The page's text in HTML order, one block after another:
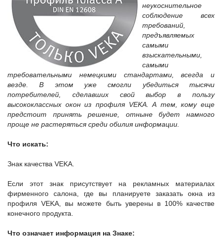
неукоснительное
соблюдение всех
требований,
предъявляемых
самыми
взыскательными,
самыми
требовательными немецкими стандартами, всегда и
везде. В этом уже смогли убедиться тысячи
потребителей, сделавших свой выбор в пользу
высококлассных окон из профиля VEKA. А тем, кому еще
предстоит принять решение, отныне будет намного
проще не растеряться среди обилия информации.
Что искать:
Знак качества VEKA.
Если этот знак присутствует на рекламных материалах
фирменного салона, где вы планируете заказать окна из
профиля VEKA, вы можете быть уверены в 100% качестве
конечного продукта.
Что означает информация на Знаке: